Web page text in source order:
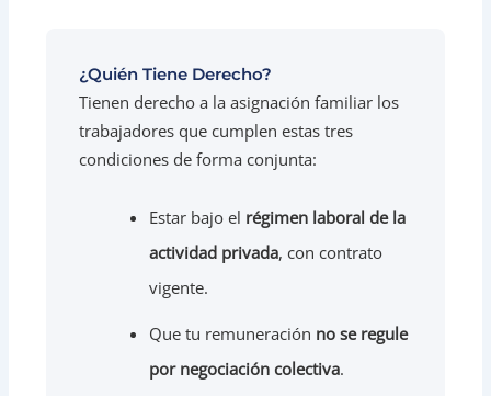
¿Quién Tiene Derecho?
Tienen derecho a la asignación familiar los
trabajadores que cumplen estas tres
condiciones de forma conjunta:
Estar bajo el régimen laboral de la
actividad privada, con contrato
vigente.
Que tu remuneración no se regule
por negociación colectiva.